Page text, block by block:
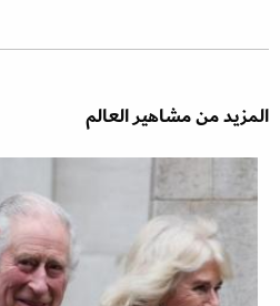
المزيد من مشاهير العالم